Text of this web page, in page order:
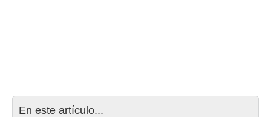
En este artículo...